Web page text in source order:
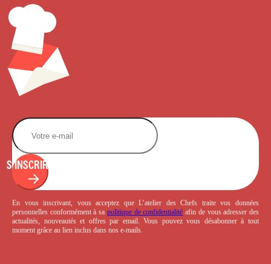
S'INSCRIRE
En vous inscrivant, vous acceptez que L’atelier des Chefs traite vos données
personnelles conformément à sa politique de confidentialité afin de vous adresser des
actualités, nouveautés et offres par email. Vous pouvez vous désabonner à tout
moment grâce au lien inclus dans nos e-mails.